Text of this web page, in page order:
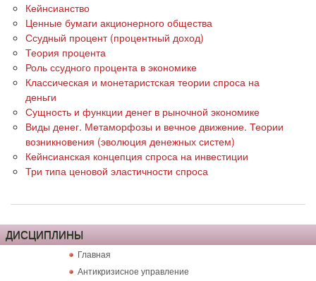
Кейнсианство
Ценные бумаги акционерного общества
Ссудный процент (процентный доход)
Теория процента
Роль ссудного процента в экономике
Классическая и монетаристская теории спроса на
деньги
Сущность и функции денег в рыночной экономике
Виды денег. Метаморфозы и вечное движение. Теории
возникновения (эволюция денежных систем)
Кейнсианская концепция спроса на инвестиции
Три типа ценовой эластичности спроса
ДИСЦИПЛИНЫ
Главная
Антикризисное управление